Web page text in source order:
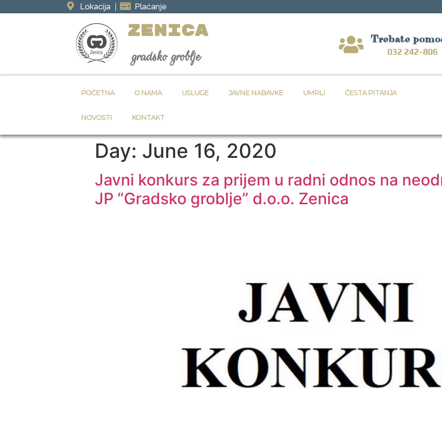
Lokacija Plaćanje
ZENICA
gradsko groblje
Trebate
032 242-806
POČETNA O NAMA USLUGE JAVNE NABAVKE UMRLI ČESTA PITANJA
NOVOSTI KONTAKT
Day: June 16, 2020
Javni konkurs za prijem u radni odnos na
JP “Gradsko groblje” d.o.o. Zenica